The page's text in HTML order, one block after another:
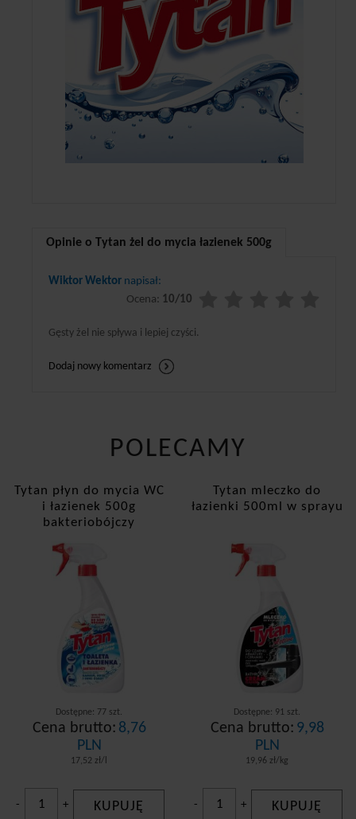
Opinie o Tytan żel do mycia łazienek 500g
Wiktor Wektor napisał:
Ocena: 10/10
Gęsty żel nie spływa i lepiej czyści.
Dodaj nowy komentarz
POLECAMY
Tytan płyn do mycia WC
i łazienek 500g
bakteriobójczy
Dostępne: 77 szt.
Cena brutto: 8,76
PLN
17,52 zł/l
- + KUPUJĘ
Tytan mleczko do
łazienki 500ml w sprayu
Dostępne: 91 szt.
Cena brutto: 9,98
PLN
19,96 zł/kg
- + KUPUJĘ